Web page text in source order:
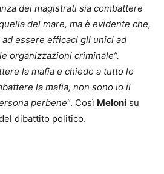
dei magistrati sia combattere
del mare, ma è evidente che,
essere efficaci gli unici ad
organizzazioni criminale”.
la mafia e chiedo a tutto lo
la mafia, non sono io il
perbene“. Così Meloni su
dibattito politico.